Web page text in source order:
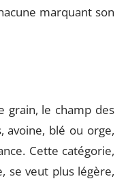
marquant son
grain, le champ des
avoine, blé ou orge,
Cette catégorie,
se veut plus légère,